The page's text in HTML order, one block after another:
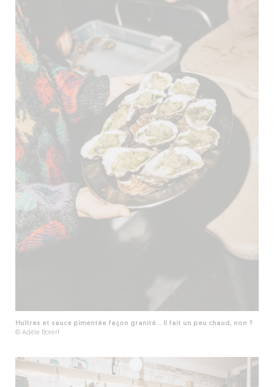
Huîtres et sauce pimentée façon granité... Il fait un peu chaud, non ?
© Adèle Boterf